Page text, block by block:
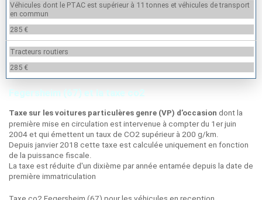
Véhicules dont le PTAC est supérieur à 11 tonnes et véhicules de transport
en commun
285 €
Tracteurs routiers
285 €
Fegersheim (67) et la taxe co2
Taxe sur les voitures particulères genre (VP) d’occasion dont la
première mise en circulation est intervenue à compter du 1er juin
2004 et qui émettent un taux de CO2 supérieur à 200 g/km.
Depuis janvier 2018 cette taxe est calculée uniquement en fonction
de la puissance fiscale.
La taxe est réduite d'un dixième par année entamée depuis la date de
première immatriculation